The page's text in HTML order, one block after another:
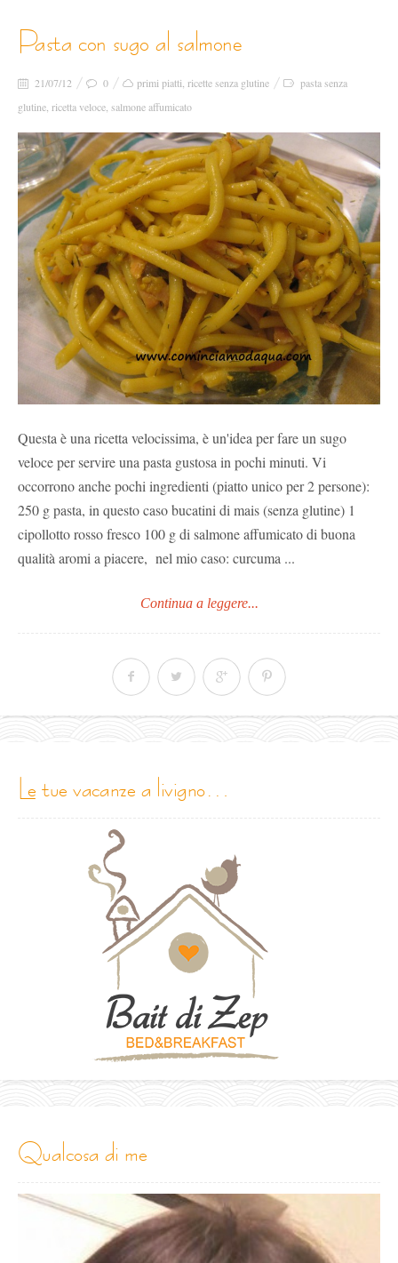
pasta con sugo al salmone
21/07/12 0 primi piatti ricette senza glutine
pasta senza
glutine ricetta veloce salmone affumicato
Questa è una ricetta velocissima, è un'idea per fare un sugo
veloce per servire una pasta gustosa in pochi minuti. Vi
occorrono anche pochi ingredienti (piatto unico per 2 persone):
250 g pasta, in questo caso bucatini di mais (senza glutine) 1
cipollotto rosso fresco 100 g di salmone affumicato di buona
qualità aromi a piacere, nel mio caso: curcuma ...
Continua a leggere...
le tue vacanze a livigno…
qualcosa di me